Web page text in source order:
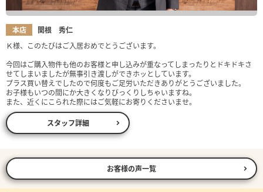
本店
関根 秀仁
Ｋ様、このたびはご入居おめでとうございます。
今回はご購入物件も他のお客様と申し込みが重なってしまったりとドキドキさ
せてしまいましたが無事引き渡しができホッとしています。
プラス買い替えでしたので何度もご足労いただきありがとうございました。
お子様もいつの間にか大きくなりびっくりしちゃいますね。
また、近くにこられた際にはご気軽にお寄りくださいませ。
スタッフ詳細
お客様の声一覧